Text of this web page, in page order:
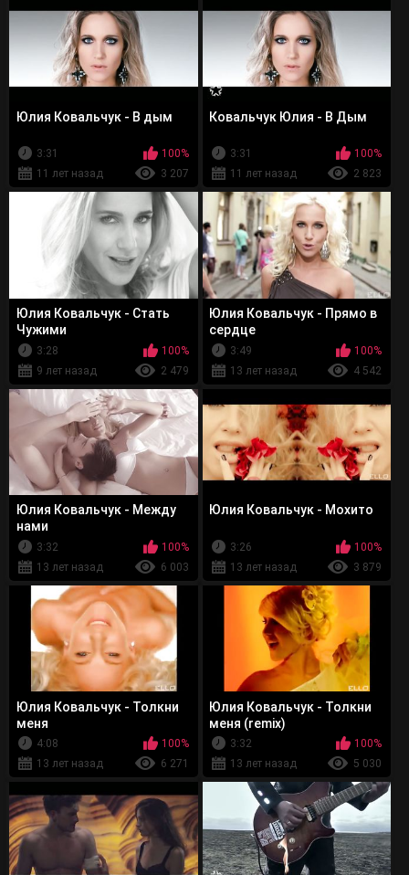
Юлия Ковальчук - В дым
3:31
100%
11 лет назад
3 207
Ковальчук Юлия - В Дым
3:31
100%
11 лет назад
2 823
Юлия Ковальчук - Стать
Чужими
3:28
100%
9 лет назад
2 479
Юлия Ковальчук - Прямо в
сердце
3:49
100%
13 лет назад
4 542
Юлия Ковальчук - Между
нами
3:32
100%
13 лет назад
6 003
Юлия Ковальчук - Мохито
3:26
100%
13 лет назад
3 879
Юлия Ковальчук - Толкни
меня
4:08
100%
13 лет назад
6 271
Юлия Ковальчук - Толкни
меня (remix)
3:32
100%
13 лет назад
5 030